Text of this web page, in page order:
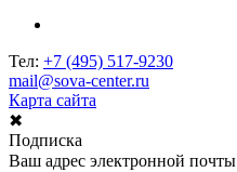
Тел: +7 (495) 517-9230
mail@sova-center.ru
Карта сайта
✖
Подписка
Ваш адрес электронной почты